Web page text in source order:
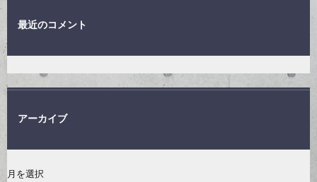
最近のコメント
アーカイブ
月を選択